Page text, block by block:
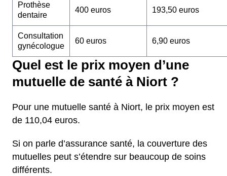
Prothèse
dentaire
400 euros 193,50 euros
Consultation
gynécologue
60 euros 6,90 euros
Quel est le prix moyen d’une
mutuelle de santé à Niort ?
Pour une mutuelle santé à Niort, le prix moyen est
de 110,04 euros.
Si on parle d’assurance santé, la couverture des
mutuelles peut s’étendre sur beaucoup de soins
différents.